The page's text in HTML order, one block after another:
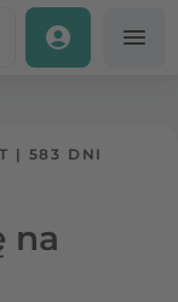
| 583 DNI
na